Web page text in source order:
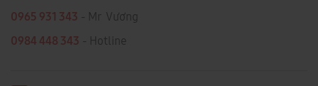
0965 931 343 - Mr Vương
0984 448 343 - Hotline